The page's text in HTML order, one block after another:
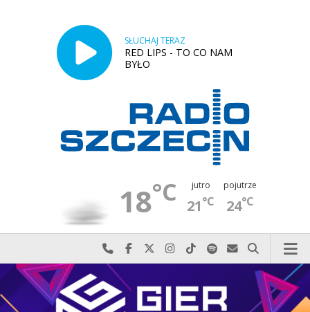
SŁUCHAJ TERAZ
RED LIPS - TO CO NAM
BYŁO
18°C jutro
21°C
pojutrze
24°C
Najlepiej po prostu do nas zadzwoń
Odwiedź nas na Facebook-u
Odwiedź nas na X
Odwiedź nas na Instagram-ie
Odwiedź nas na TikTok-u
Szukaj nas na Spotify
Wyślij do nas
Szukaj